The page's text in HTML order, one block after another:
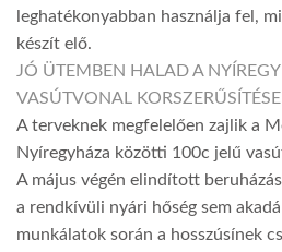
leghatékonyabban használja fel,
készít elő.
JÓ ÜTEMBEN HALAD A
VASÚTVONAL KORSZERŰSÍTÉSE
A terveknek megfelelően zajlik a
Nyíregyháza közötti 100c jelű
A május végén elindított
a rendkívüli nyári hőség sem
munkálatok során a hosszúsínek